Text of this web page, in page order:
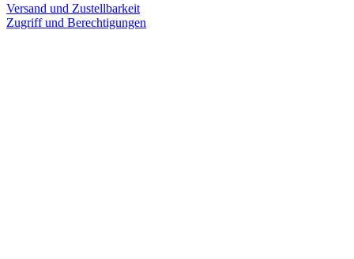
Versand und Zustellbarkeit
Zugriff und Berechtigungen